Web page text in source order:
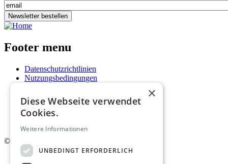
Newsletter bestellen
Footer menu
Datenschutzrichtlinien
Nutzungsbedingungen
Impressum
Mediadaten
AGB
©
×
Diese Webseite verwendet
Cookies.
Weitere Informationen
UNBEDINGT ERFORDERLICH